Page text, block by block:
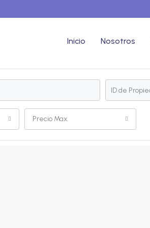
Inicio Nosotros
Precio Max.